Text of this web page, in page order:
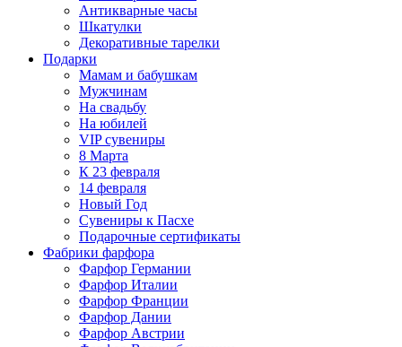
Антикварные часы
Шкатулки
Декоративные тарелки
Подарки
Мамам и бабушкам
Мужчинам
На свадьбу
На юбилей
VIP сувениры
8 Марта
К 23 февраля
14 февраля
Новый Год
Сувениры к Пасхе
Подарочные сертификаты
Фабрики фарфора
Фарфор Германии
Фарфор Италии
Фарфор Франции
Фарфор Дании
Фарфор Австрии